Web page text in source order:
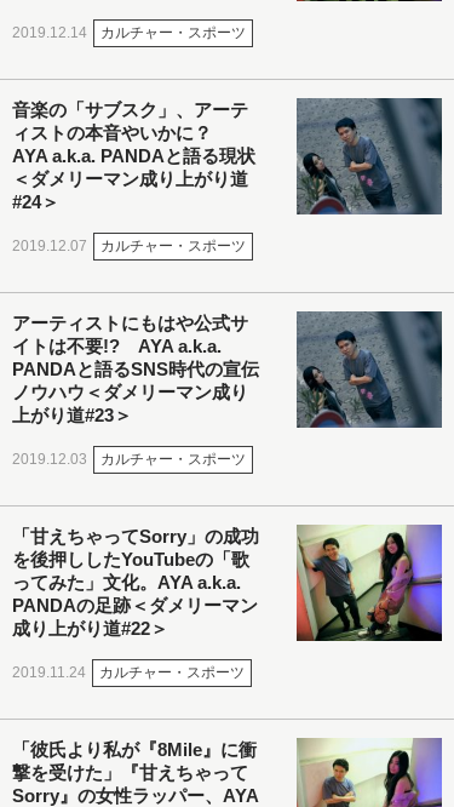
2019.12.14 カルチャー・スポーツ
音楽の「サブスク」、アーテ
ィストの本音やいかに？
AYA a.k.a. PANDAと語る現状
＜ダメリーマン成り上がり道
#24＞
2019.12.07 カルチャー・スポーツ
アーティストにもはや公式サ
イトは不要!? AYA a.k.a.
PANDAと語るSNS時代の宣伝
ノウハウ＜ダメリーマン成り
上がり道#23＞
2019.12.03 カルチャー・スポーツ
「甘えちゃってSorry」の成功
を後押ししたYouTubeの「歌
ってみた」文化。AYA a.k.a.
PANDAの足跡＜ダメリーマン
成り上がり道#22＞
2019.11.24 カルチャー・スポーツ
「彼氏より私が『8Mile』に衝
撃を受けた」『甘えちゃって
Sorry』の女性ラッパー、AYA